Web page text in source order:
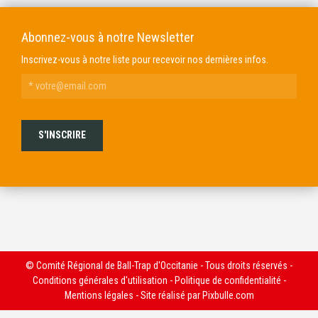
Abonnez-vous à notre Newsletter
Inscrivez-vous à notre liste pour recevoir nos dernières infos.
© Comité Régional de Ball-Trap d'Occitanie - Tous droits réservés -
Conditions générales d'utilisation - Politique de confidentialité -
Mentions légales - Site réalisé par Pixbulle.com